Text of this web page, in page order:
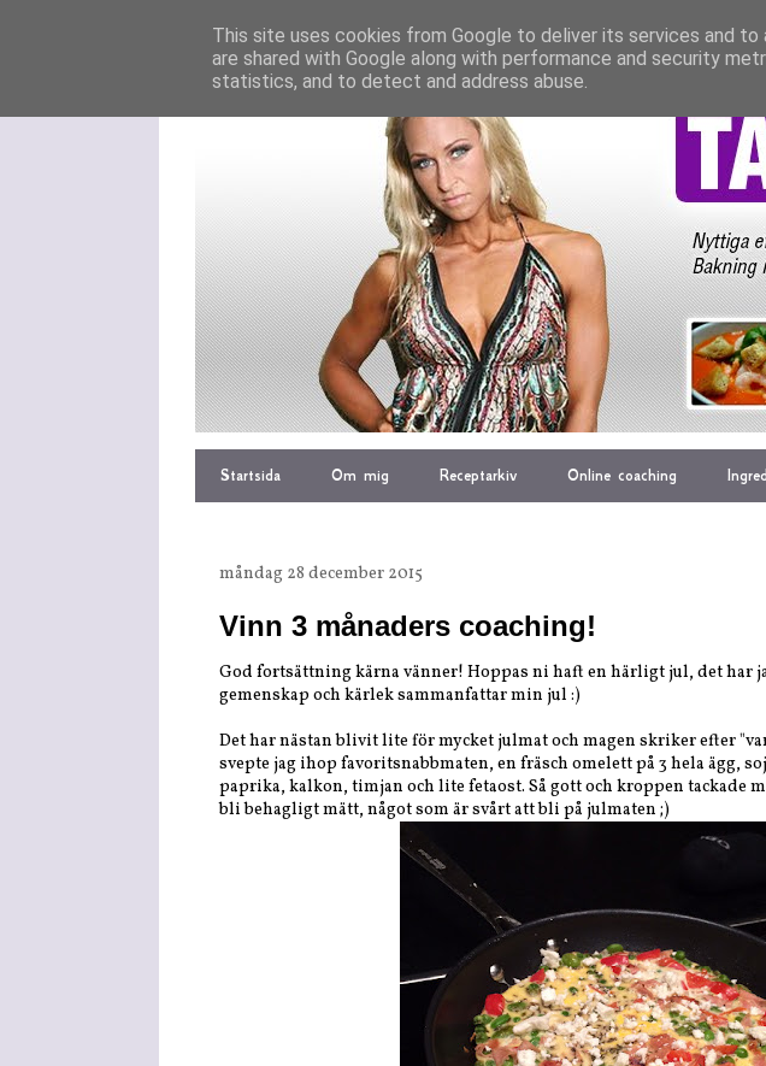
Startsida Om mig Receptarkiv Online coaching
måndag 28 december 2015
Vinn 3 månaders coaching!
God fortsättning kärna vänner! Hoppas ni haft en härligt jul, det har
gemenskap och kärlek sammanfattar min jul :)
Det har nästan blivit lite för mycket julmat och magen skriker efter
svepte jag ihop favoritsnabbmaten, en fräsch omelett på 3 hela ägg,
paprika, kalkon, timjan och lite fetaost. Så gott och kroppen tackade
bli behagligt mätt, något som är svårt att bli på julmaten ;)
This site uses cookies from Google to deliver its services and to
are shared with Google along with performance and security
statistics, and to detect and address abuse.